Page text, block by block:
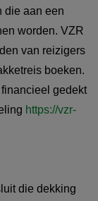
die aan een
worden. VZR
van reizigers
boeken.
gedekt
https://vzr-
die dekking